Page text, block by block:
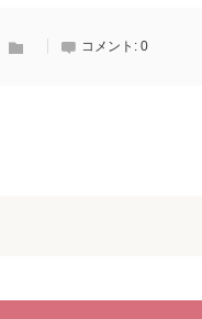
コメント: 0